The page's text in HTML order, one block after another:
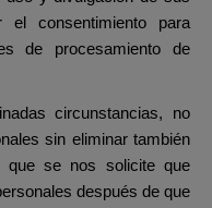
el consentimiento para
de procesamiento de
circunstancias, no
sin eliminar también
que se nos solicite que
después de que